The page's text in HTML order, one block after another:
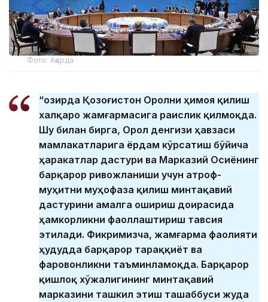
Фото: Ақорда
“Ҳозирда Қозоғистон Оролни ҳимоя қилиш
халқаро жамғармасига раислик қилмоқда.
Шу билан бирга, Орол денгизи ҳавзаси
мамлакатларига ёрдам кўрсатиш бўйича
ҳаракатлар дастури ва Марказий Осиёнинг
барқарор ривожланиши учун атроф-
муҳитни муҳофаза қилиш минтақавий
дастурини амалга ошириш доирасида
ҳамкорликни фаоллаштириш тавсия
этилади. Фикримизча, жамғарма фаолияти
ҳудудда барқарор тараққиёт ва
фаровонликни таъминламоқда. Барқарор
қишлоқ хўжалигининг минтақавий
марказини ташкил этиш ташаббуси жуда